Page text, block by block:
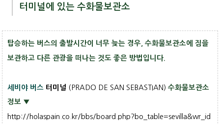
터미널에 있는 수화물보관소
탑승하는 버스의 출발시간이 너무 늦는 경우, 수화물보관소에 짐을
보관하고 다른 관광을 떠나는 것도 좋은 방법입니다.
세비야 버스 터미널 (PRADO DE SAN SEBASTIAN) 수화물보관소
정보 ▼
http://holaspain.co.kr/bbs/board.php?bo_table=sevilla&wr_id